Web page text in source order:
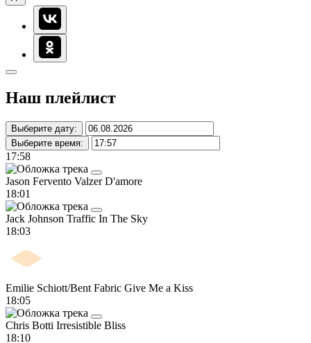
Наш плейлист
Выберите дату:
Выберите время:
17:58
Jason Fervento Valzer D'amore
18:01
Jack Johnson Traffic In The Sky
18:03
Emilie Schiott/Bent Fabric Give Me a Kiss
18:05
Chris Botti Irresistible Bliss
18:10